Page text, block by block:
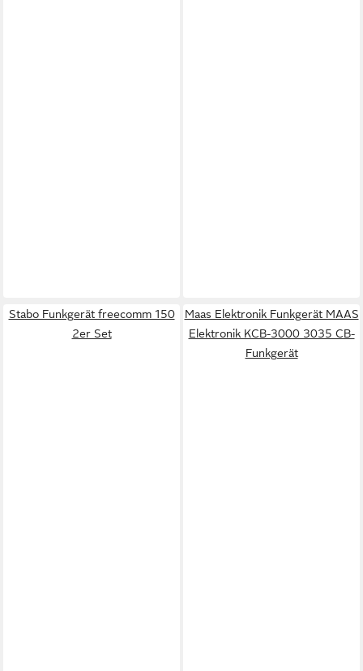
Stabo Funkgerät freecomm 150
2er Set
Maas Elektronik Funkgerät MAAS
Elektronik KCB-3000 3035 CB-
Funkgerät